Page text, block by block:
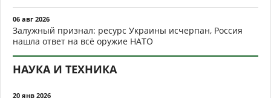
06 авг 2026
Залужный признал: ресурс Украины исчерпан, Россия
нашла ответ на всё оружие НАТО
НАУКА И ТЕХНИКА
20 янв 2026